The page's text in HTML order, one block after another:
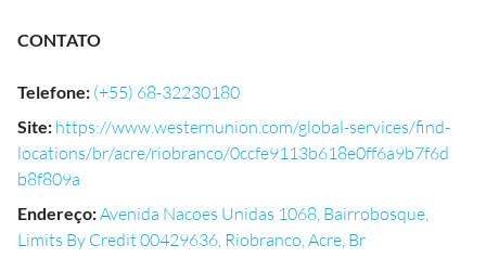
CONTATO
Telefone: (+55) 68-32230180
Site: https://www.westernunion.com/global-services/find-
locations/br/acre/riobranco/0ccfe9113b618e0ff6a9b7f6d
b8f809a
Endereço:Avenida Nacoes Unidas 1068, Bairrobosque,
Limits By Credit 00429636, Riobranco, Acre, Br